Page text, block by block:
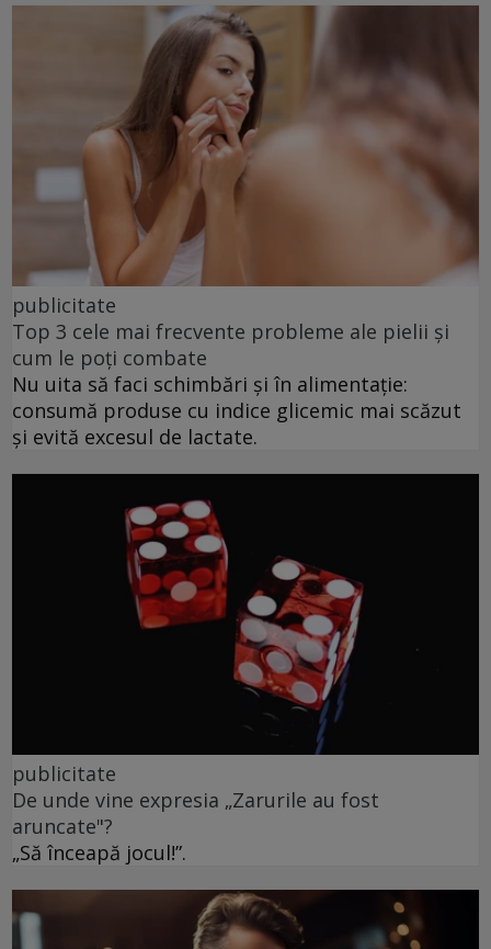
publicitate
Top 3 cele mai frecvente probleme ale pielii și
cum le poți combate
Nu uita să faci schimbări și în alimentație:
consumă produse cu indice glicemic mai scăzut
și evită excesul de lactate.
publicitate
De unde vine expresia „Zarurile au fost
aruncate"?
„Să înceapă jocul!”.